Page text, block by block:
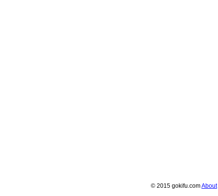
© 2015 gokifu.comAbout